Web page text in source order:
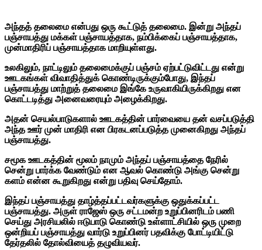
அந்தத் தலைமை என்பது ஒரு கூட்டுத் தலைமை. இன்று அந்தப்
பஞ்சாயத்து மக்கள் பஞ்சாயத்தாக, நம்பிக்கைப் பஞ்சாயத்தாக,
முன்மாதிரிப் பஞ்சாயத்தாக மாறியுள்ளது.
உலகிலும், நாட்டிலும் தலைமைக்குப் பஞ்சம் ஏற்பட்டுவிட்டது என்று
ஊடகங்கள் விவாதித்துக் கொண்டிருக்கும்போது, இந்தப்
பஞ்சாயத்து மாற்றுத் தலைமை இங்கே உருவாகியிருக்கிறது என
கொட்டடித்து அனைவரையும் அழைக்கிறது.
அதன் செயல்பாடுகளால் ஊடகத்தின் பார்வையை தன் வசப்படுத்தி
அந்த ஊர் முன் மாதிரி என பிரகடனப்படுத்த முனைகிறது அந்தப்
பஞ்சாயத்து.
சமூக ஊடகத்தின் மூலம் நாமும் அந்தப் பஞ்சாயத்தை நேரில்
சென்று பார்க்க வேண்டும் என ஆவல் கொண்டு அங்கு சென்று
களம் என்ன கூறுகிறது என்று பதிவு செய்தோம்.
இந்தப் பஞ்சாயத்து தாழ்த்தப்பட்டவர்களுக்கு ஒதுக்கப்பட்ட
பஞ்சாயத்து. அருள் ராஜேஸ் ஒரு சட்டமன்ற உறுப்பினரிடம் பணி
செய்து அரசியலில் ஈடுபாடு கொண்டு உள்ளாட்சியில் ஒரு முறை
ஒன்றியப் பஞ்சாயத்து வார்டு உறுப்பினர் பதவிக்கு போட்டியிட்டு
தேர்தலில் தோல்வியைத் தழுவியவர்.